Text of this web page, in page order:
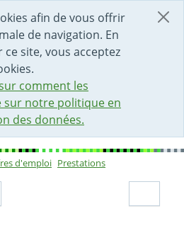
afin de vous offrir
de navigation. En
site, vous acceptez
comment les
sur notre politique en
des données.
DE LA PAGE
d'emploi Prestations